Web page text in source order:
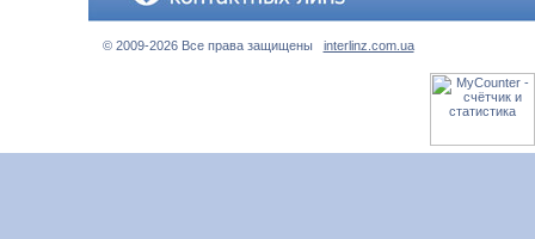
© 2009-2026 Все права защищены interlinz.com.ua